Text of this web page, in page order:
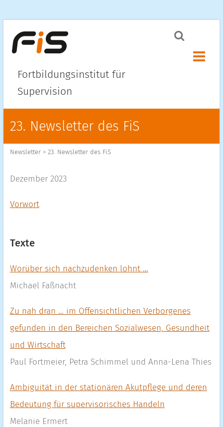
Fortbildungsinstitut für
Supervision
Menü
23. Newsletter des FiS
Newsletter> 23. Newsletter des FiS
Dezember 2023
Vorwort
Texte
Worüber sich nachzudenken lohnt …
Michael Faßnacht
Zu nah dran … im Offensichtlichen Verborgenes
gefunden in den Bereichen Sozialwesen, Gesundheit
und Wirtschaft
Paul Fortmeier, Petra Schimmel und Anna-Lena Thies
Ambiguität in der stationären Akutpflege und deren
Bedeutung für supervisorisches Handeln
Melanie Ermert